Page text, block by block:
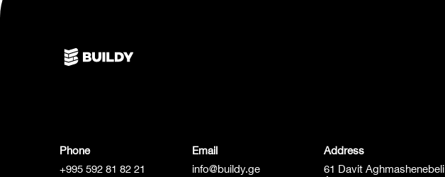
Phone
+995 592 81 82 21
Email
info@buildy.ge
Address
61 Davit Aghmashenebeli